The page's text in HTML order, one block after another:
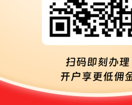
持股家数